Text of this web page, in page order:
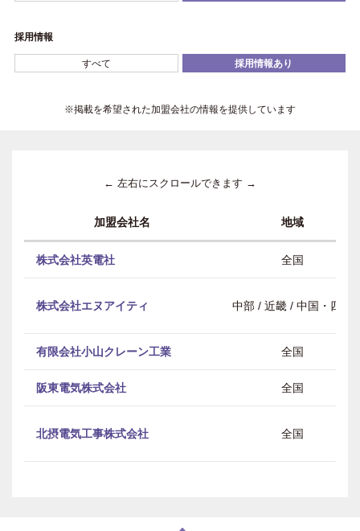
採用情報
すべて 採用情報あり
※掲載を希望された加盟会社の情報を提供しています
← 左右にスクロールできます →
加盟会社名 地域
株式会社英電社 全国
株式会社エヌアイティ 中部 / 近畿 / 中国・四国
有限会社小山クレーン工業 全国
阪東電気株式会社 全国
北摂電気工事株式会社 全国